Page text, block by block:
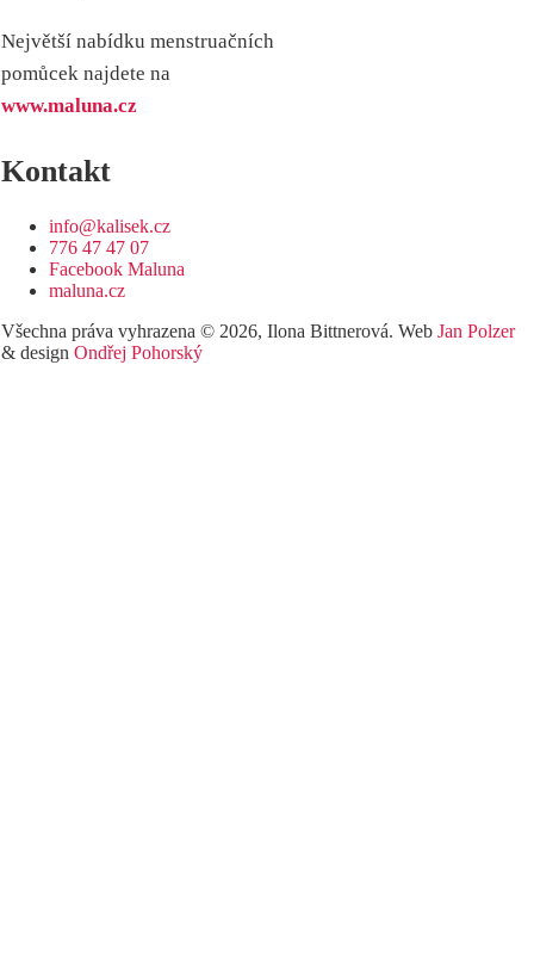
Největší nabídku menstruačních
pomůcek najdete na
www.maluna.cz
Kontakt
info@kalisek.cz
776 47 47 07
Facebook Maluna
maluna.cz
Všechna práva vyhrazena © 2026, Ilona Bittnerová. Web Jan Polzer
& design Ondřej Pohorský